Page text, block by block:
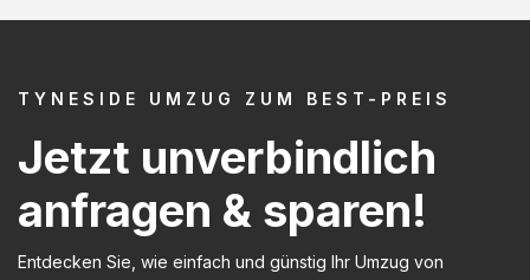
TYNESIDE UMZUG ZUM BEST-PREIS
Jetzt unverbindlich
anfragen & sparen!
Entdecken Sie, wie einfach und günstig Ihr Umzug von